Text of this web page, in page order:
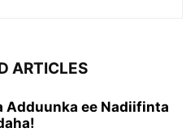
ARTICLES
Adduunka ee Nadiifinta